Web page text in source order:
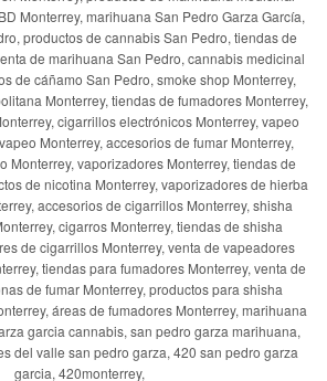
Monterrey, marihuana San Pedro Garza García,
productos de cannabis San Pedro, tiendas de
de marihuana San Pedro, cannabis medicinal
de cáñamo San Pedro, smoke shop Monterrey,
Monterrey, tiendas de fumadores Monterrey,
cigarrillos electrónicos Monterrey, vapeo
Monterrey, accesorios de fumar Monterrey,
Monterrey, vaporizadores Monterrey, tiendas de
de nicotina Monterrey, vaporizadores de hierba
accesorios de cigarrillos Monterrey, shisha
cigarros Monterrey, tiendas de shisha
de cigarrillos Monterrey, venta de vapeadores
tiendas para fumadores Monterrey, venta de
de fumar Monterrey, productos para shisha
áreas de fumadores Monterrey, marihuana
garcia cannabis, san pedro garza marihuana,
del valle san pedro garza, 420 san pedro garza
garcia, 420monterrey,